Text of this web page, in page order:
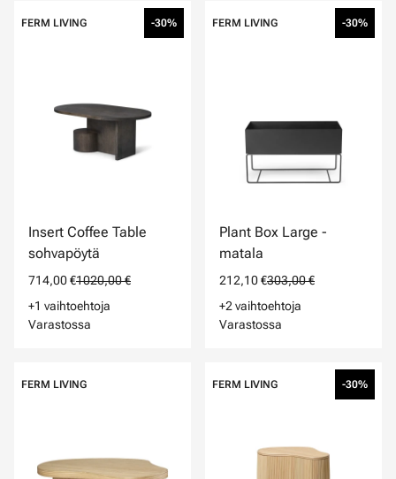
FERM LIVING -30%
Insert Coffee Table
sohvapöytä
714,00 €1020,00 €
+1 vaihtoehtoja
Varastossa
FERM LIVING -30%
Plant Box Large -
matala
212,10 €303,00 €
+2 vaihtoehtoja
Varastossa
FERM LIVING FERM LIVING -30%